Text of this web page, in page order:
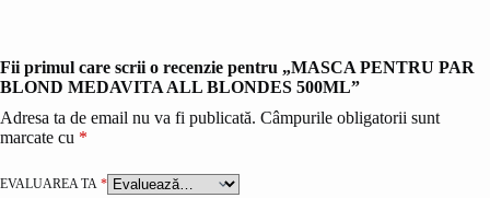
Fii primul care scrii o recenzie pentru „MASCA PENTRU PAR
BLOND MEDAVITA ALL BLONDES 500ML”
Adresa ta de email nu va fi publicată. Câmpurile obligatorii sunt
marcate cu *
EVALUAREA TA *